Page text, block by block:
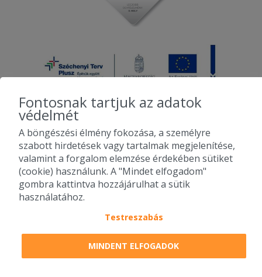
2010-2026 Copyright - Falatozz.hu - Diston-line Kft.
Pizza, gyros, hamburger, menük kedvező áron, egy helyen az összes
étterem ajánlata.
Fontosnak tartjuk az adatok
védelmét
A böngészési élmény fokozása, a személyre
szabott hirdetések vagy tartalmak megjelenítése,
valamint a forgalom elemzése érdekében sütiket
(cookie) használunk. A "Mindet elfogadom"
gombra kattintva hozzájárulhat a sütik
használatához.
Testreszabás
MINDENT ELFOGADOK